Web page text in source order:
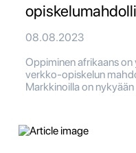
08.08.2023
Oppiminen afrikaans
verkko-opiskelun
Markkinoilla on